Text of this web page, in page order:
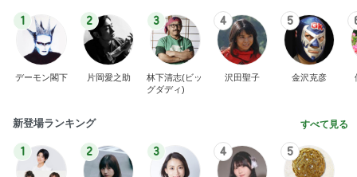
1
デーモン閣下
2
片岡愛之助
3
林下清志(ビッ
グダディ)
4
沢田聖子
5
金沢克彦
新登場ランキング すべて見る
1 2 3 4 5